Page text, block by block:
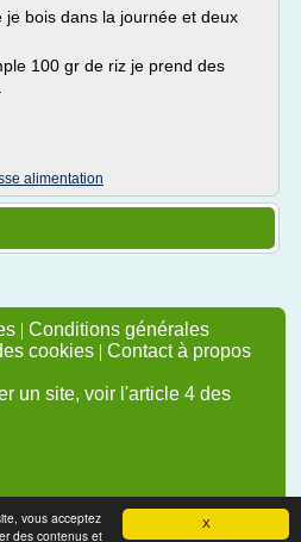
X
vous acceptez
des contenus et
je bois dans la journée et deux
100 gr de riz je prend des
alimentation
| Conditions générales
cookies | Contact à propos
un site, voir l'article 4 des